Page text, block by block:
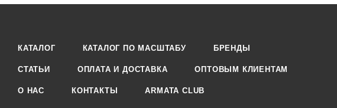
КАТАЛОГ КАТАЛОГ ПО МАСШТАБУ БРЕНДЫ
СТАТЬИ ОПЛАТА И ДОСТАВКА ОПТОВЫМ КЛИЕНТАМ
О НАС КОНТАКТЫ ARMATA CLUB